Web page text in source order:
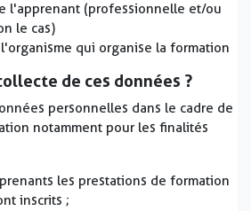
l'apprenant (professionnelle et/ou
le cas)
qui organise la formation
de ces données ?
personnelles dans le cadre de
notamment pour les finalités
les prestations de formation
inscrits ;